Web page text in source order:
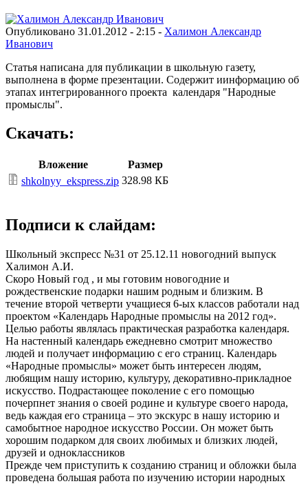
Опубликовано 31.01.2012 - 2:15 - Халимон Александр
Иванович
Статья написана для публикации в школьную газету,
выполнена в форме презентации. Содержит иинформацию об
этапах интегрированного проекта календаря "Народные
промыслы".
Скачать:
Вложение
Размер
shkolnyy_ekspress.zip 328.98 КБ
Подписи к слайдам:
Школьный экспресс №31 от 25.12.11 новогодний выпуск
Халимон А.И.
Скоро Новый год , и мы готовим новогодние и
рождественские подарки нашим родным и близким. В
течение второй четверти учащиеся 6-ых классов работали над
проектом «Календарь Народные промыслы на 2012 год».
Целью работы являлась практическая разработка календаря.
На настенный календарь ежедневно смотрит множество
людей и получает информацию с его страниц. Календарь
«Народные промыслы» может быть интересен людям,
любящим нашу историю, культуру, декоративно-прикладное
искусство. Подрастающее поколение с его помощью
почерпнет знания о своей родине и культуре своего народа,
ведь каждая его страница – это экскурс в нашу историю и
самобытное народное искусство России. Он может быть
хорошим подарком для своих любимых и близких людей,
друзей и одноклассников
Прежде чем приступить к созданию страниц и обложки была
проведена большая работа по изучению истории народных